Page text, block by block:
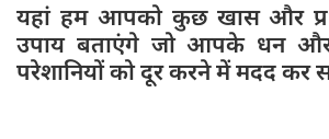
यहां हम आपको कुछ खास और
उपाय बताएंगे जो आपके धन और
परेशानियों को दूर करने में मदद कर